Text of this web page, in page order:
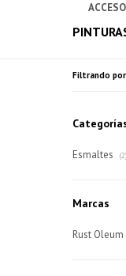
Filtrando
Esmaltes (2)
Marcas
Rust Oleum